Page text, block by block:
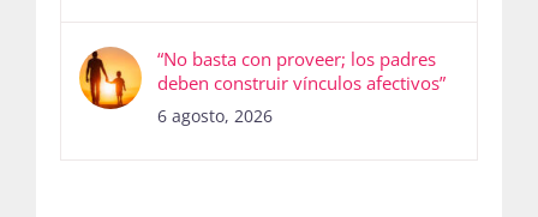
“No basta con proveer; los padres
deben construir vínculos afectivos”
6 agosto, 2026